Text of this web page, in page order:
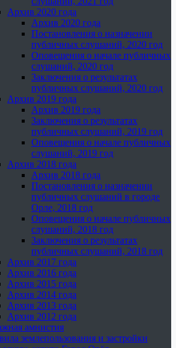
Архив 2020 года
Архив 2020 года
Постановления о назначении
публичных слушаний, 2020 год
Оповещения о начале публичных
слушаний, 2020 год
Заключения о результатах
публичных слушаний, 2020 год
Архив 2019 года
Архив 2019 года
Заключения о результатах
публичных слушаний, 2019 год
Оповещения о начале публичных
слушаний, 2019 год
Архив 2018 года
Архив 2018 года
Постановления о назначении
публичных слушаний в городе
Орле, 2018 год
Оповещения о начале публичных
слушаний, 2018 год
Заключения о результатах
публичных слушаний, 2018 год
Архив 2017 года
Архив 2016 года
Архив 2015 года
Архив 2014 года
Архив 2013 года
Архив 2012 года
амнистия
землепользования и застройки